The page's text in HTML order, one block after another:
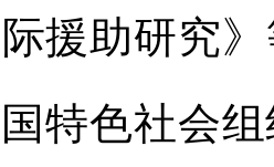
援助研究
特色社会